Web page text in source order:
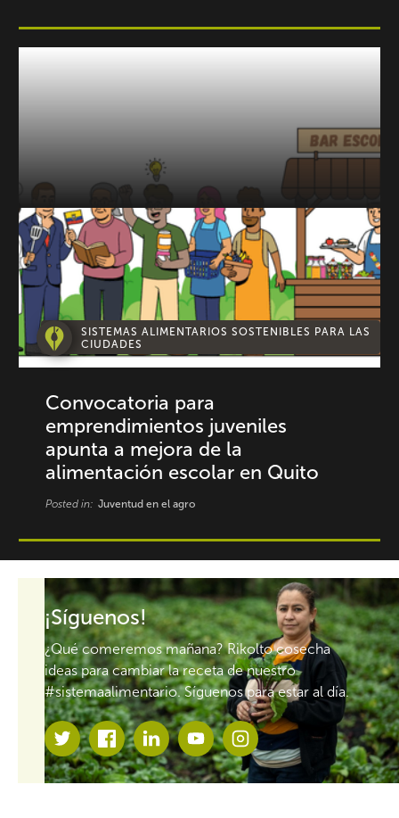
SISTEMAS ALIMENTARIOS SOSTENIBLES PARA LAS
CIUDADES
Convocatoria para
emprendimientos juveniles
apunta a mejora de la
alimentación escolar en Quito
Posted in: Juventud en el agro
¡Síguenos!
¿Qué comeremos mañana? Rikolto cosecha
ideas para cambiar la receta de nuestro
#sistemaalimentario. Síguenos para estar al día.